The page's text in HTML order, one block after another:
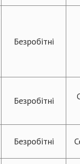
Безробітні
Безробітні
Безробітні